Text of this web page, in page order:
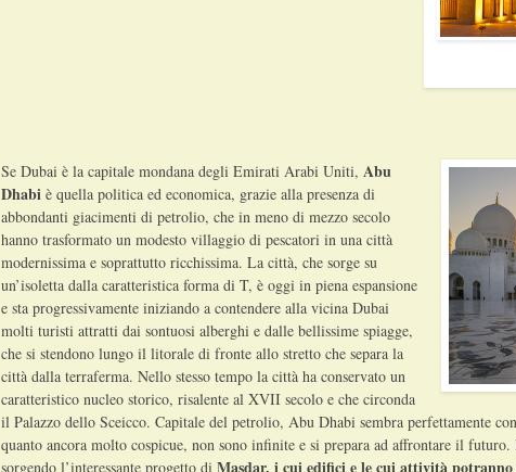
Se Dubai è la capitale mondana degli Emirati Arabi Uniti, Abu
Dhabi è quella politica ed economica, grazie alla presenza di
abbondanti giacimenti di petrolio, che in meno di mezzo secolo
hanno trasformato un modesto villaggio di pescatori in una città
modernissima e soprattutto ricchissima. La città, che sorge su
un’isoletta dalla caratteristica forma di T, è oggi in piena espansione
e sta progressivamente iniziando a contendere alla vicina Dubai
molti turisti attratti dai sontuosi alberghi e dalle bellissime spiagge,
che si stendono lungo il litorale di fronte allo stretto che separa la
città dalla terraferma. Nello stesso tempo la città ha conservato un
caratteristico nucleo storico, risalente al XVII secolo e che circonda
il Palazzo dello Sceicco. Capitale del petrolio, Abu Dhabi sembra perfettamente
quanto ancora molto cospicue, non sono infinite e si prepara ad affrontare il
sorgendo l’interessante progetto di Masdar, i cui edifici e le cui attività